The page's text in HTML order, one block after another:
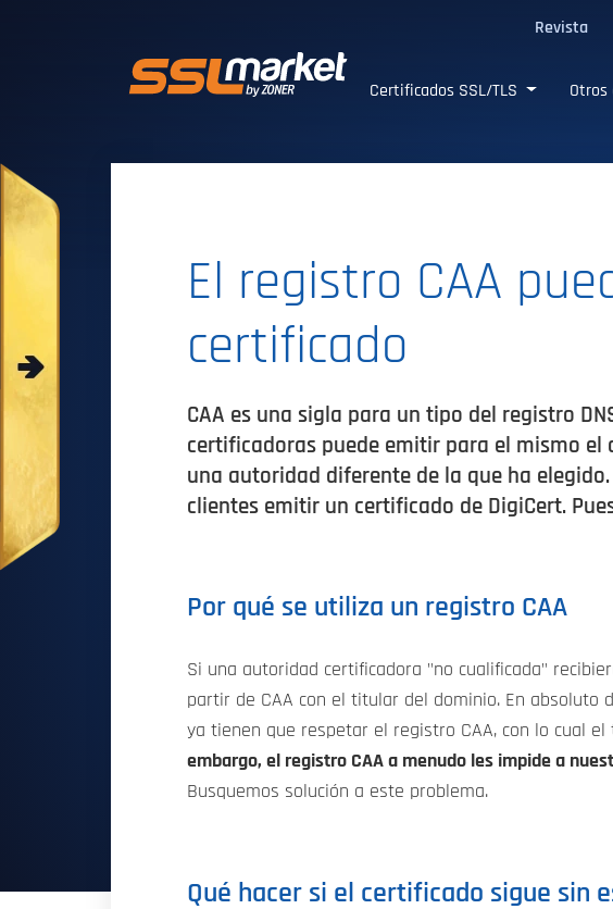
Revista
Certificados SSL/TLS confiables
Certificados SSL/TLS Otros
El registro CAA
certificado
CAA es una sigla para un tipo del registro
certificadoras puede emitir para el mismo
una autoridad diferente de la que ha
clientes emitir un certificado de DigiCert.
Por qué se utiliza un registro CAA
Si una autoridad certificadora "no cualificada"
partir de CAA con el titular del dominio. En absoluto
ya tienen que respetar el registro CAA, con lo cual
embargo, el registro CAA a menudo les impide a
Busquemos solución a este problema.
Qué hacer si el certificado sigue sin